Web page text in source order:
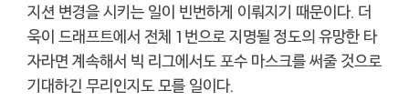
지션 변경을 시키는 일이 빈번하게 이뤄지기 때문이다. 더
욱이 드래프트에서 전체 1번으로 지명될 정도의 유망한 타
자라면 계속해서 빅 리그에서도 포수 마스크를 써줄 것으로
기대하긴 무리인지도 모를 일이다.